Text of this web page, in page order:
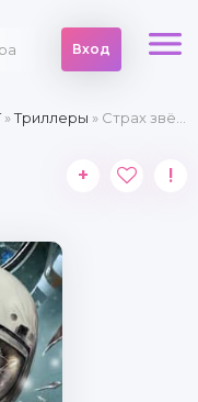
Вход
»Триллеры » Страх звёзд
+ !